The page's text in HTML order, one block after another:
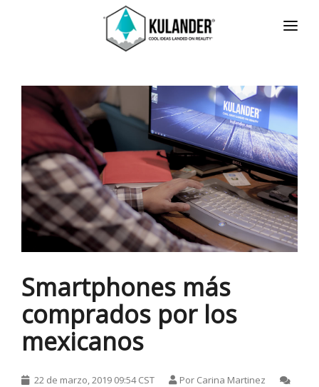
NOTICIAS
SERVICIOS
HOT
REVIEWS
ACERCA
CONTACTO
ENGLISH
Smartphones más
comprados por los
mexicanos
22 de marzo, 2019 09:54 CST Por Carina Martinez